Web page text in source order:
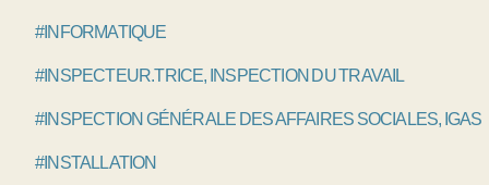
#INFORMATIQUE
#INSPECTEUR.TRICE, INSPECTION DU TRAVAIL
#INSPECTION GÉNÉRALE DES AFFAIRES SOCIALES, IGAS
#INSTALLATION